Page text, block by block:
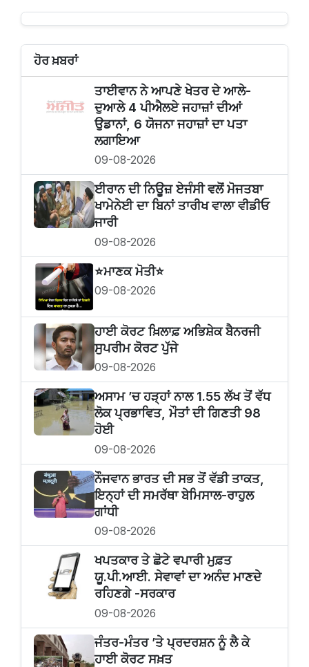
ਹੋਰ ਖ਼ਬਰਾਂ
ਤਾਈਵਾਨ ਨੇ ਆਪਣੇ ਖੇਤਰ ਦੇ ਆਲੇ-
ਦੁਆਲੇ 4 ਪੀਐਲਏ ਜਹਾਜ਼ਾਂ ਦੀਆਂ
ਉਡਾਨਾਂ, 6 ਯੋਜਨਾ ਜਹਾਜ਼ਾਂ ਦਾ ਪਤਾ
ਲਗਾਇਆ
09-08-2026
ਈਰਾਨ ਦੀ ਨਿਊਜ਼ ਏਜੰਸੀ ਵਲੋਂ ਮੋਜਤਬਾ
ਖਾਮੇਨੇਈ ਦਾ ਬਿਨਾਂ ਤਾਰੀਖ ਵਾਲਾ ਵੀਡੀਓ
ਜਾਰੀ
09-08-2026
⭐️ਮਾਣਕ ਮੋਤੀ⭐️
09-08-2026
ਹਾਈ ਕੋਰਟ ਖ਼ਿਲਾਫ਼ ਅਭਿਸ਼ੇਕ ਬੈਨਰਜੀ
ਸੁਪਰੀਮ ਕੋਰਟ ਪੁੱਜੇ
09-08-2026
ਅਸਾਮ ’ਚ ਹੜ੍ਹਾਂ ਨਾਲ 1.55 ਲੱਖ ਤੋਂ ਵੱਧ
ਲੋਕ ਪ੍ਰਭਾਵਿਤ, ਮੌਤਾਂ ਦੀ ਗਿਣਤੀ 98
ਹੋਈ
09-08-2026
ਨੌਜਵਾਨ ਭਾਰਤ ਦੀ ਸਭ ਤੋਂ ਵੱਡੀ ਤਾਕਤ,
ਇਨ੍ਹਾਂ ਦੀ ਸਮਰੱਥਾ ਬੇਮਿਸਾਲ-ਰਾਹੁਲ
ਗਾਂਧੀ
09-08-2026
ਖਪਤਕਾਰ ਤੇ ਛੋਟੇ ਵਪਾਰੀ ਮੁਫ਼ਤ
ਯੂ.ਪੀ.ਆਈ. ਸੇਵਾਵਾਂ ਦਾ ਅਨੰਦ ਮਾਣਦੇ
ਰਹਿਣਗੇ -ਸਰਕਾਰ
09-08-2026
ਜੰਤਰ-ਮੰਤਰ ’ਤੇ ਪ੍ਰਦਰਸ਼ਨ ਨੂੰ ਲੈ ਕੇ
ਹਾਈ ਕੋਰਟ ਸਖ਼ਤ